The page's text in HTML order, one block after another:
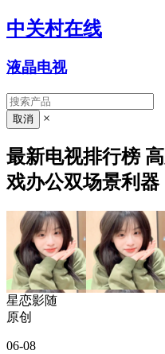
中关村在线
液晶电视
×
最新电视排行榜
戏办公双场景利器
星恋影随
原创
06-08